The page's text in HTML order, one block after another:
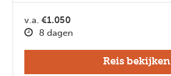
v.a. €1.050
8 dagen
Reis bekijken